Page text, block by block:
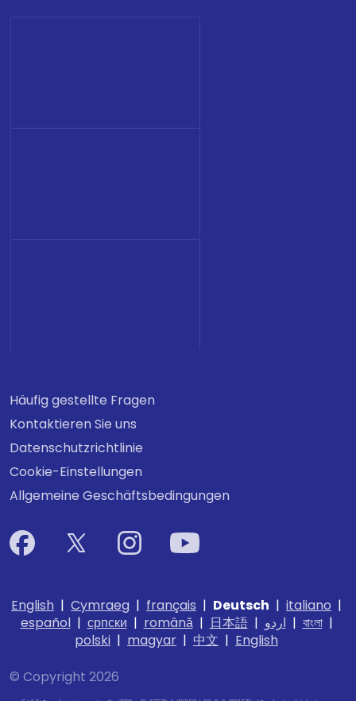
Häufig gestellte Fragen
Kontaktieren Sie uns
Datenschutzrichtlinie
Cookie-Einstellungen
Allgemeine Geschäftsbedingungen
English | Cymraeg | français | Deutsch | italiano |
español| српски | română| 日本語| اردو | বাংলা|
polski | magyar | 中文 | English
© Copyright 2026